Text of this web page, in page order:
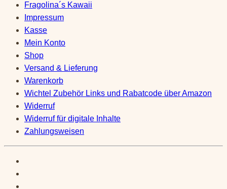
Fragolina´s Kawaii
Impressum
Kasse
Mein Konto
Shop
Versand & Lieferung
Warenkorb
Wichtel Zubehör Links und Rabatcode über Amazon
Widerruf
Widerruf für digitale Inhalte
Zahlungsweisen